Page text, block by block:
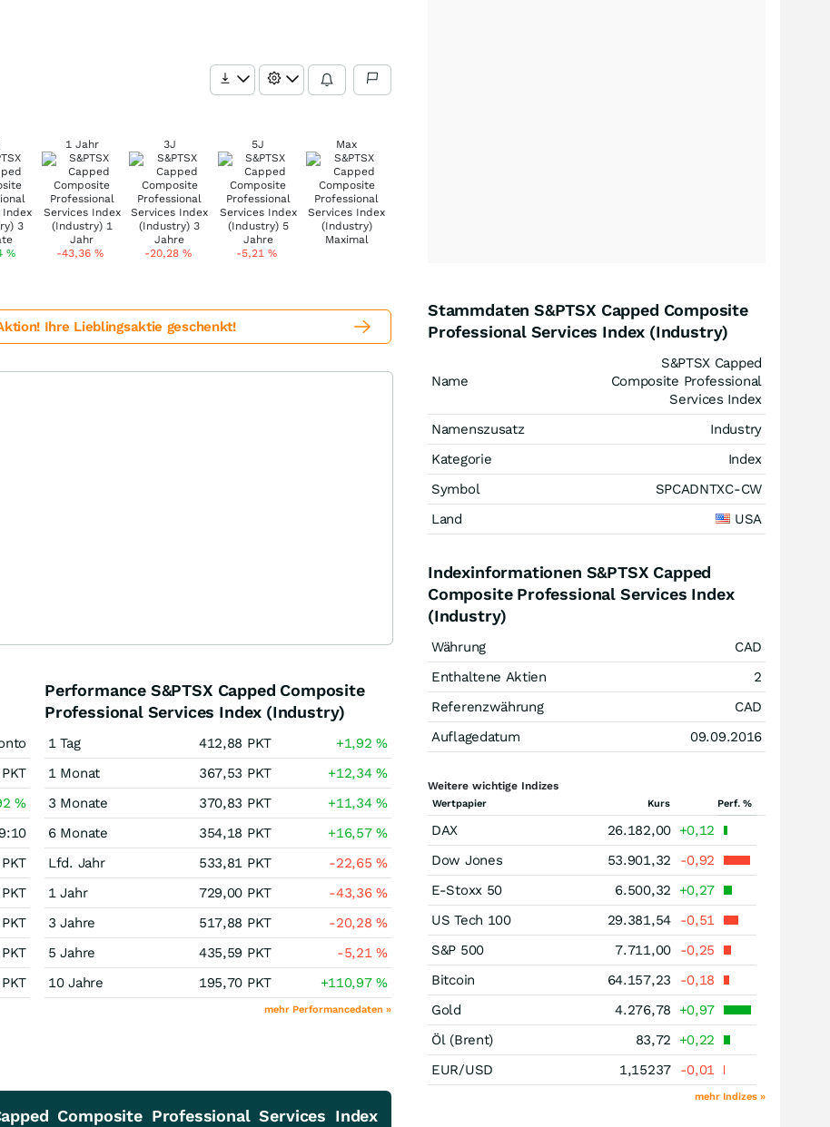
%
1 Jahr
-43,36%
3J
-20,28 %
5J
-5,21 %
Max
Ihre Lieblingsaktie geschenkt!
PKT
%
PKT
PKT
PKT
PKT
PKT
Performance S&PTSX Capped Composite
Professional Services Index (Industry)
1 Tag 412,88 PKT +1,92%
1 Monat
367,53 PKT +12,34%
3 Monate
370,83 PKT +11,34%
6 Monate
354,18 PKT +16,57%
Lfd. Jahr
533,81 PKT -22,65%
1 Jahr
729,00 PKT -43,36%
3 Jahre
517,88 PKT -20,28%
5 Jahre
435,59 PKT -5,21%
10 Jahre
195,70 PKT +110,97%
mehr Performancedaten »
Composite Professional Services Index
Stammdaten S&PTSX Capped Composite
Professional Services Index (Industry)
Name
S&PTSX Capped
Composite Professional
Services Index
Namenszusatz
Industry
Kategorie
Index
Symbol
SPCADNTXC-CW
Land
USA
Indexinformationen S&PTSX Capped
Composite Professional Services Index
(Industry)
Währung
CAD
Enthaltene Aktien
2
Referenzwährung
CAD
Auflagedatum
09.09.2016
Weitere wichtige Indizes
Wertpapier Kurs Perf. %
DAX 26.182,00 +0,12
Dow Jones
53.901,32
-0,92
E-Stoxx 50
6.500,32
+0,27
US Tech 100
29.381,54
-0,51
S&P 500
7.711,00
-0,25
Bitcoin
64.157,23
-0,18
Gold
4.276,78
+0,97
Öl (Brent)
83,72
+0,22
EUR/USD
1,15237 -0,01
mehr Indizes »